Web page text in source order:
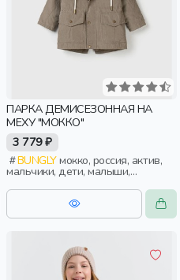
ПАРКА ДЕМИСЕЗОННАЯ НА
МЕХУ "МОККО"
3 779 ₽
BUNGLYмокко, россия, актив,
мальчики, дети, малыши,